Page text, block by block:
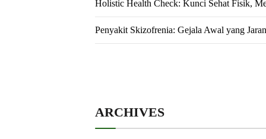
Holistic Health Check: Kunci Sehat Fisik,
Penyakit Skizofrenia: Gejala Awal yang
ARCHIVES